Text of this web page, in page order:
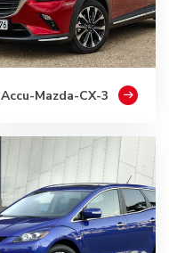
Accu-Mazda-CX-3